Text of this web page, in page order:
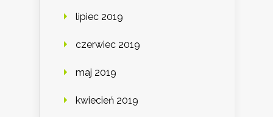
lipiec 2019
czerwiec 2019
maj 2019
kwiecień 2019